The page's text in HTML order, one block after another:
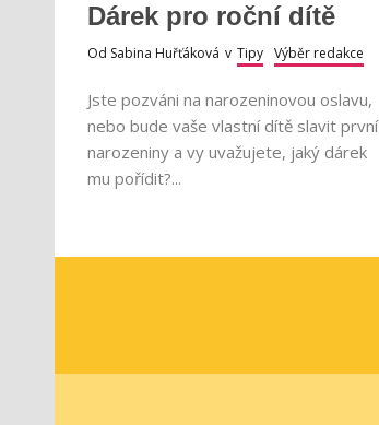
Dárek pro roční dítě
Od Sabina Huřťáková v Tipy Výběr redakce
Jste pozváni na narozeninovou oslavu,
nebo bude vaše vlastní dítě slavit první
narozeniny a vy uvažujete, jaký dárek
mu pořídit?...